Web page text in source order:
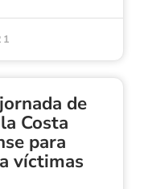
de
Costa
para
víctimas